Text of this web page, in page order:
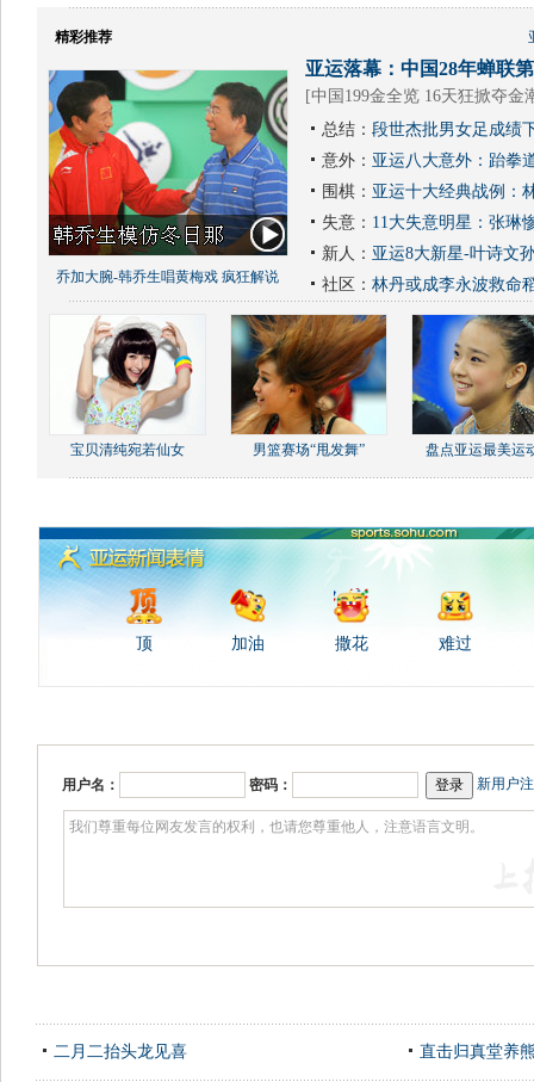
精彩推荐
乔加大腕-韩乔生唱黄梅戏 疯狂解说
亚运落幕：中国28年蝉联
[中国199金全览 16天狂掀夺金
总结： 段世杰批男女足成绩
意外： 亚运八大意外：跆拳
围棋： 亚运十大经典战例：
失意： 11大失意明星：张琳
新人： 亚运8大新星-叶诗文
社区： 林丹或成李永波救命
宝贝清纯宛若仙女 男篮赛场“甩发舞” 盘点亚运最美运
顶 加油 撒花 难过
用户名： 密码： 新用户
二月二抬头龙见喜 直击归真堂养